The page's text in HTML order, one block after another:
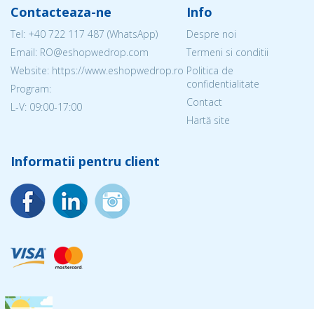
Contacteaza-ne
Tel: +40 722 117 487 (WhatsApp)
Email: RO@eshopwedrop.com
Website: https://www.eshopwedrop.ro
Program:
L-V: 09:00-17:00
Info
Despre noi
Termeni si conditii
Politica de
confidentialitate
Contact
Hartă site
Informatii pentru client